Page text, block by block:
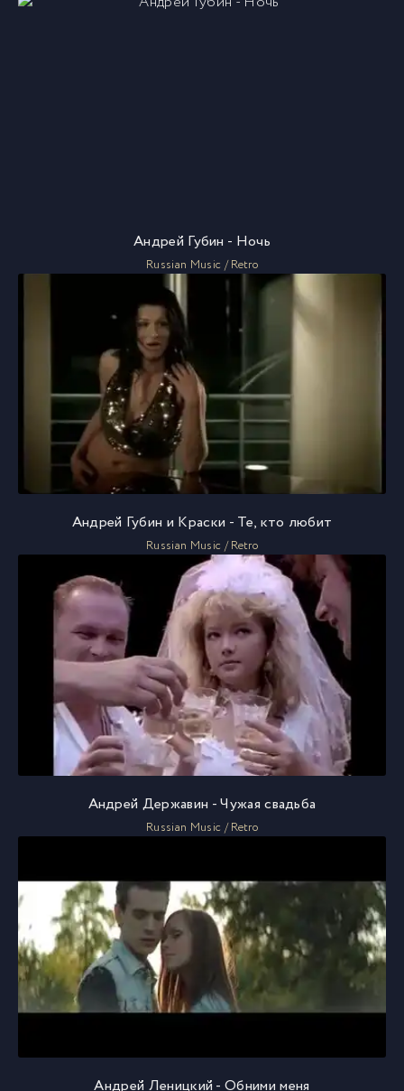
Андрей Губин - Ночь
Russian Music / Retro
Андрей Губин и Краски - Те, кто любит
Russian Music / Retro
Андрей Державин - Чужая свадьба
Russian Music / Retro
Андрей Леницкий - Обними меня